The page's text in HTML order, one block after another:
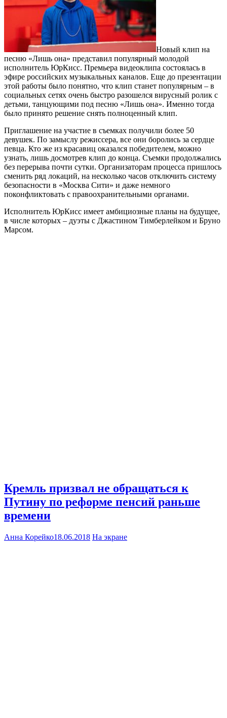
Новый клип на
песню «Лишь она» представил популярный молодой
исполнитель ЮрКисс. Премьера видеоклипа состоялась в
эфире российских музыкальных каналов. Еще до презентации
этой работы было понятно, что клип станет популярным – в
социальных сетях очень быстро разошелся вирусный ролик с
детьми, танцующими под песню «Лишь она». Именно тогда
было принято решение снять полноценный клип.
Приглашение на участие в съемках получили более 50
девушек. По замыслу режиссера, все они боролись за сердце
певца. Кто же из красавиц оказался победителем, можно
узнать, лишь досмотрев клип до конца. Съемки продолжались
без перерыва почти сутки. Организаторам процесса пришлось
сменить ряд локаций, на несколько часов отключить систему
безопасности в «Москва Сити» и даже немного
поконфликтовать с правоохранительными органами.
Исполнитель ЮрКисс имеет амбициозные планы на будущее,
в числе которых – дуэты с Джастином Тимберлейком и Бруно
Марсом.
Кремль призвал не обращаться к
Путину по реформе пенсий раньше
времени
Анна Корейко18.06.2018 На экране